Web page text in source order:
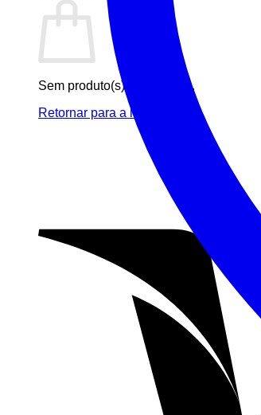
Sem produto(s) no carrinho.
Retornar para a loja